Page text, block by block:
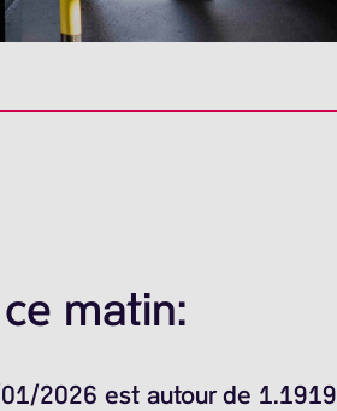
matin:
2026 est autour de 1.1919